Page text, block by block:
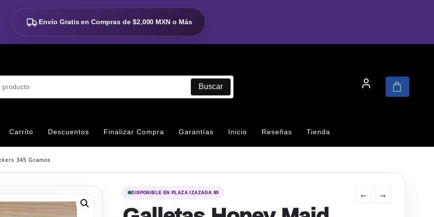
Envío Gratis en Compras de $2,000 MXN o Más
Buscar
Carrito Descuentos Finalizar Compra Garantías Inicio Reseñas Tienda
345 Gramos
DISPONIBLE EN PLAZA IZAZAGA 89 ← →